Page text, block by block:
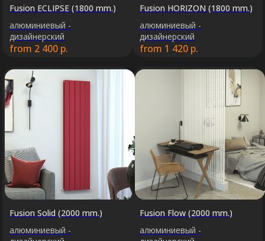
Fusion ECLIPSE (1800 mm.)
алюминиевый -
дизайнерский
from 2 400 р.
Fusion HORIZON (1800 mm.)
алюминиевый -
дизайнерский
from 1 420 р.
Fusion Solid (2000 mm.)
алюминиевый -
Fusion Flow (2000 mm.)
алюминиевый -
Остались вопросы?
Оставьте свои контакты. Наш
специалист свяжется с Вами в
кратчайшие сроки. Мы знаем